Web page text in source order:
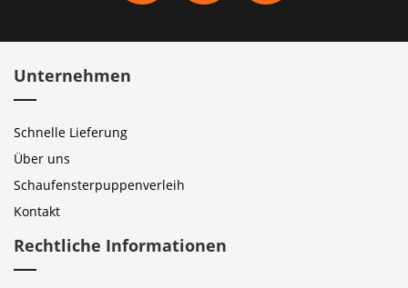
Unternehmen
Schnelle Lieferung
Über uns
Schaufensterpuppenverleih
Kontakt
Rechtliche Informationen